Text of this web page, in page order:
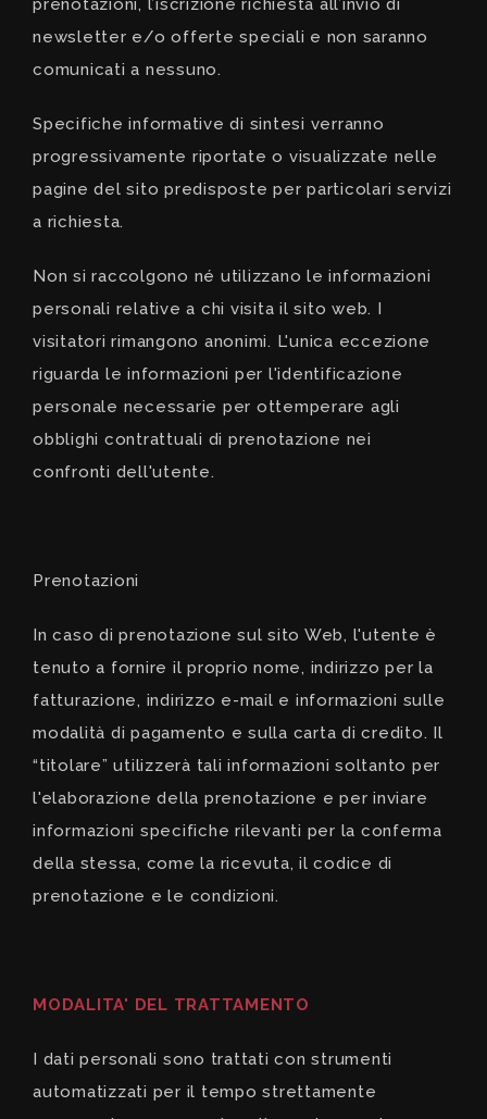
prenotazioni, l’iscrizione richiesta all’invio di
newsletter e/o offerte speciali e non saranno
comunicati a nessuno.
Specifiche informative di sintesi verranno
progressivamente riportate o visualizzate nelle
pagine del sito predisposte per particolari servizi
a richiesta.
Non si raccolgono né utilizzano le informazioni
personali relative a chi visita il sito web. I
visitatori rimangono anonimi. L'unica eccezione
riguarda le informazioni per l'identificazione
personale necessarie per ottemperare agli
obblighi contrattuali di prenotazione nei
confronti dell'utente.
Prenotazioni
In caso di prenotazione sul sito Web, l'utente è
tenuto a fornire il proprio nome, indirizzo per la
fatturazione, indirizzo e-mail e informazioni sulle
modalità di pagamento e sulla carta di credito. Il
“titolare” utilizzerà tali informazioni soltanto per
l'elaborazione della prenotazione e per inviare
informazioni specifiche rilevanti per la conferma
della stessa, come la ricevuta, il codice di
prenotazione e le condizioni.
MODALITA' DEL TRATTAMENTO
I dati personali sono trattati con strumenti
automatizzati per il tempo strettamente